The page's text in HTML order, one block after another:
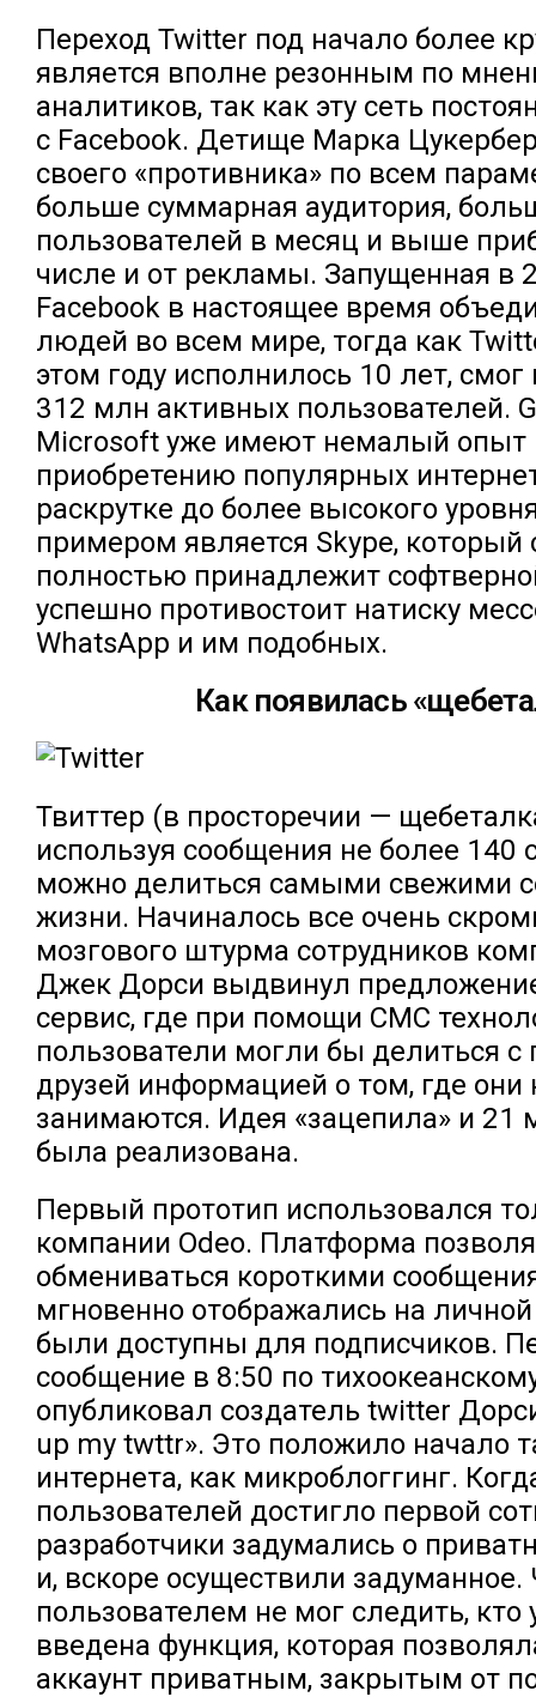
Переход Twitter под начало более
является вполне резонным по
аналитиков, так как эту сеть
с Facebook. Детище Марка
своего «противника» по всем
больше суммарная аудитория,
пользователей в месяц и выше
числе и от рекламы. Запущенная в
Facebook в настоящее время
людей во всем мире, тогда как
этом году исполнилось 10 лет,
312 млн активных пользователей.
Microsoft уже имеют немалый опыт
приобретению популярных
раскрутке до более высокого
примером является Skype, который
полностью принадлежит
успешно противостоит натиску
WhatsApp и им подобных.
Как появилась
Твиттер (в просторечии —
используя сообщения не более 140
можно делиться самыми свежими
жизни. Начиналось все очень
мозгового штурма сотрудников
Джек Дорси выдвинул
сервис, где при помощи СМС
пользователи могли бы делиться с
друзей информацией о том, где они
занимаются. Идея «зацепила» и 21
была реализована.
Первый прототип использовался
компании Odeo. Платформа
обмениваться короткими
мгновенно отображались на
были доступны для подписчиков.
сообщение в 8:50 по
опубликовал создатель twitter
up my twttr». Это положило начало
интернета, как микроблоггинг.
пользователей достигло первой
разработчики задумались о
и, вскоре осуществили задуманное.
пользователем не мог следить, кто
введена функция, которая
аккаунт приватным, закрытым от